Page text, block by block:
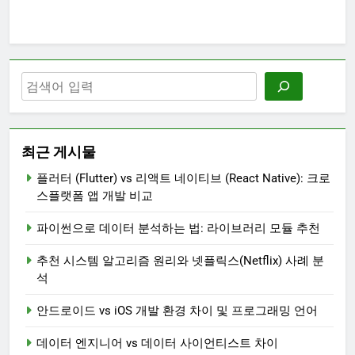
최근 게시물
플러터 (Flutter) vs 리액트 네이티브 (React Native): 크로
스플랫폼 앱 개발 비교
파이썬으로 데이터 분석하는 법: 라이브러리 모듈 추천
추천 시스템 알고리즘 원리와 넷플릭스(Netflix) 사례 분
석
안드로이드 vs iOS 개발 환경 차이 및 프로그래밍 언어
데이터 엔지니어 vs 데이터 사이언티스트 차이